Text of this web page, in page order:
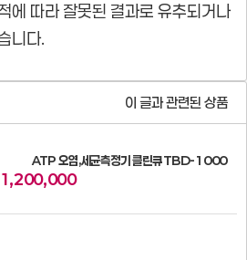
이 글과 관련된 상품
ATP 오염,세균측정기 클린큐 TBD-1000
1,200,000
에 따라 잘못된 결과로 유추되거나
니다.